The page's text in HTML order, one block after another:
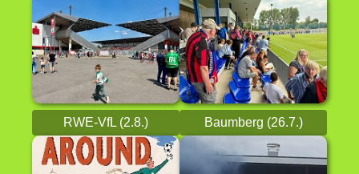
RWE-VfL (2.8.) Baumberg (26.7.)